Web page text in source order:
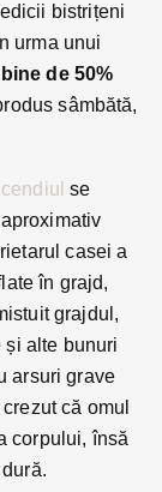
bistrițeni
urma unui
de 50%
sâmbătă,
se
casei a
în grajd,
grajdul,
și alte bunuri
arsuri grave
că omul
corpului, însă